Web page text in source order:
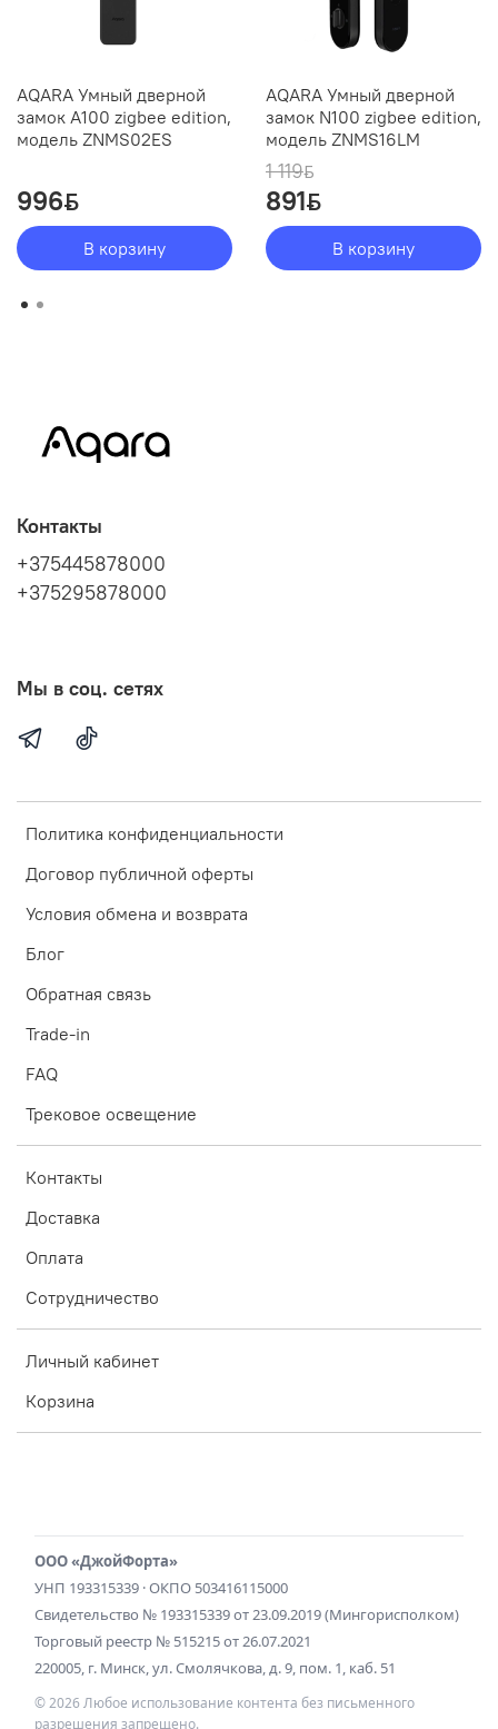
AQARA Умный дверной
замок A100 zigbee edition,
модель ZNMS02ES
996ƃ
В корзину
AQARA Умный дверной
замок N100 zigbee edition,
модель ZNMS16LM
1 119ƃ
891ƃ
В корзину
Политика конфиденциальности
Договор публичной оферты
Условия обмена и возврата
Блог
Обратная связь
Trade-in
FAQ
Трековое освещение
Контакты
Доставка
Оплата
Сотрудничество
Личный кабинет
Корзина
Контакты
+375445878000
+375295878000
Мы в соц. сетях
ООО «ДжойФорта»
УНП 193315339 · ОКПО 503416115000
Свидетельство № 193315339 от 23.09.2019 (Мингорисполком)
Торговый реестр № 515215 от 26.07.2021
220005, г. Минск, ул. Смолячкова, д. 9, пом. 1, каб. 51
© 2026 Любое использование контента без письменного
разрешения запрещено.